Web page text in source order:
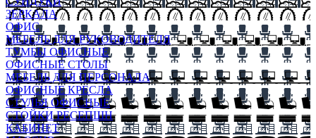
ЗЕРКАЛА
ОФИС
МЕБЕЛЬ ДЛЯ РУКОВОДИТЕЛЯ
ТУМБЫ ОФИСНЫЕ
ОФИСНЫЕ СТОЛЫ
МЕБЕЛЬ ДЛЯ ПЕРСОНАЛА
ОФИСНЫЕ КРЕСЛА
СТУЛЬЯ ОФИСНЫЕ
СТОЙКИ РЕСЕПШН
КАБИНЕТ